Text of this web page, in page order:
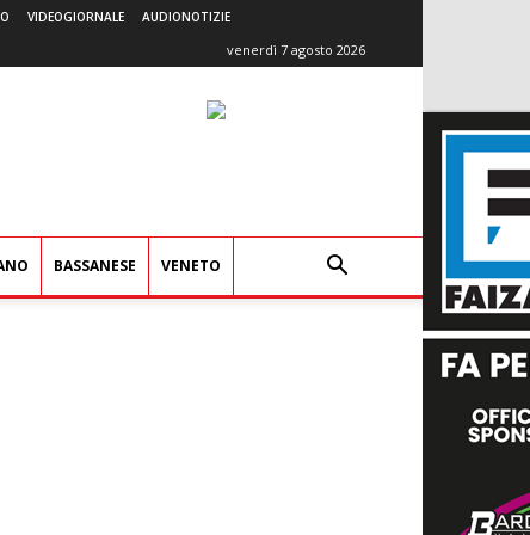
VIDEOGIORNALE AUDIONOTIZIE
venerdì 7 agosto 2026
BASSANESE VENETO